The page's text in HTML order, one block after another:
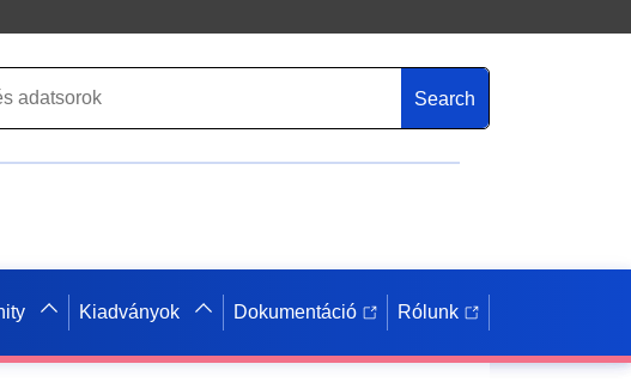
Search
Kiadványok Dokumentáció Rólunk